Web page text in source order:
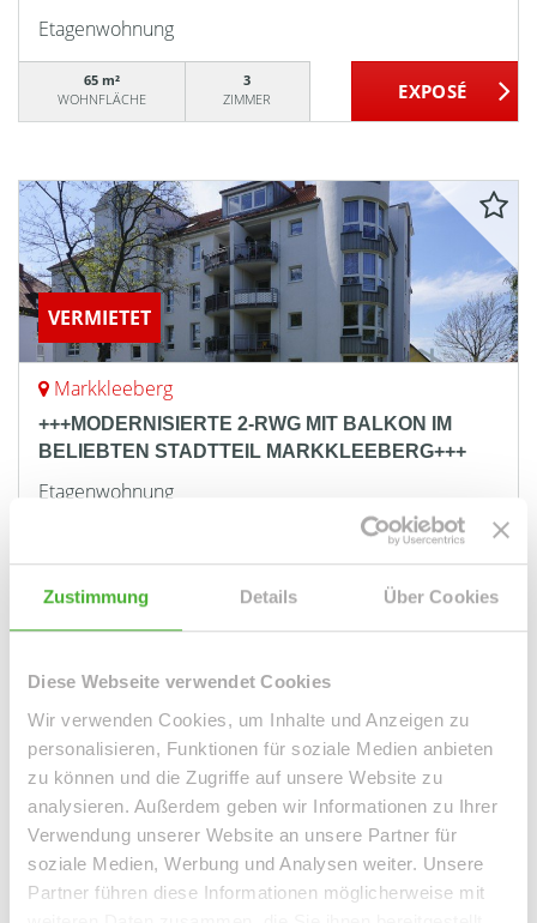
Zustimmung Details Über Cookies
Diese Webseite verwendet Cookies
Wir verwenden Cookies, um Inhalte und Anzeigen zu
personalisieren, Funktionen für soziale Medien anbieten
zu können und die Zugriffe auf unsere Website zu
analysieren. Außerdem geben wir Informationen zu Ihrer
Verwendung unserer Website an unsere Partner für
soziale Medien, Werbung und Analysen weiter. Unsere
Partner führen diese Informationen möglicherweise mit
Etagenwohnung
65 m²
WOHNFLÄCHE
3
ZIMMER
VERMIETET
Markkleeberg
+++MODERNISIERTE 2-RWG MIT BALKON IM
BELIEBTEN STADTTEIL MARKKLEEBERG+++
Etagenwohnung
WOHNFLÄCHE
ZIMMER
Bennewitz Bonn / Muffendorf Brandis Doberschütz
Duisburg / Duissern Düsseldorf
Düsseldorf / Benrath
Grimma OT Döben Großpösna Großweitzschen Gröditz
Hilden / Kalstert Hilden / Pungshaus Jena / Ammerbach
Kitzscher / Dittmannsdorf Leipzig Leipzig (Paunsdorf)
Leipzig / Althen Leipzig / Altlindenau